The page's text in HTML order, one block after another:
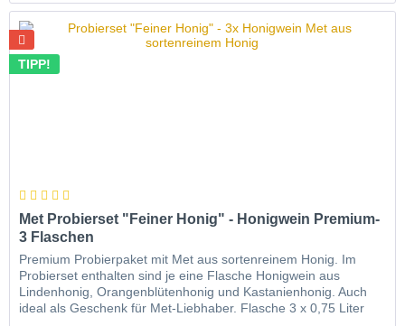
TIPP!
Met Probierset "Feiner Honig" - Honigwein Premium-
3 Flaschen
Premium Probierpaket mit Met aus sortenreinem Honig. Im
Probierset enthalten sind je eine Flasche Honigwein aus
Lindenhonig, Orangenblütenhonig und Kastanienhonig. Auch
ideal als Geschenk für Met-Liebhaber. Flasche 3 x 0,75 Liter